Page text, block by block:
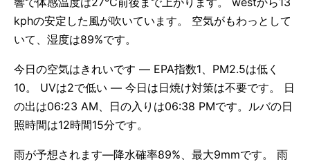
kphの安定した風が吹いています。 空気がもわっとして
いて、湿度は89%です。
今日の空気はきれいです — EPA指数1、PM2.5は低く
10。 UVは2で低い — 今日は日焼け対策は不要です。 日
の出は06:23 AM、日の入りは06:38 PMです。ルバの日
照時間は12時間15分です。
雨が予想されます—降水確率89%、最大9mmです。 雨